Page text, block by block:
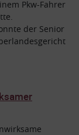
Pkw-Fahrer
der Senior